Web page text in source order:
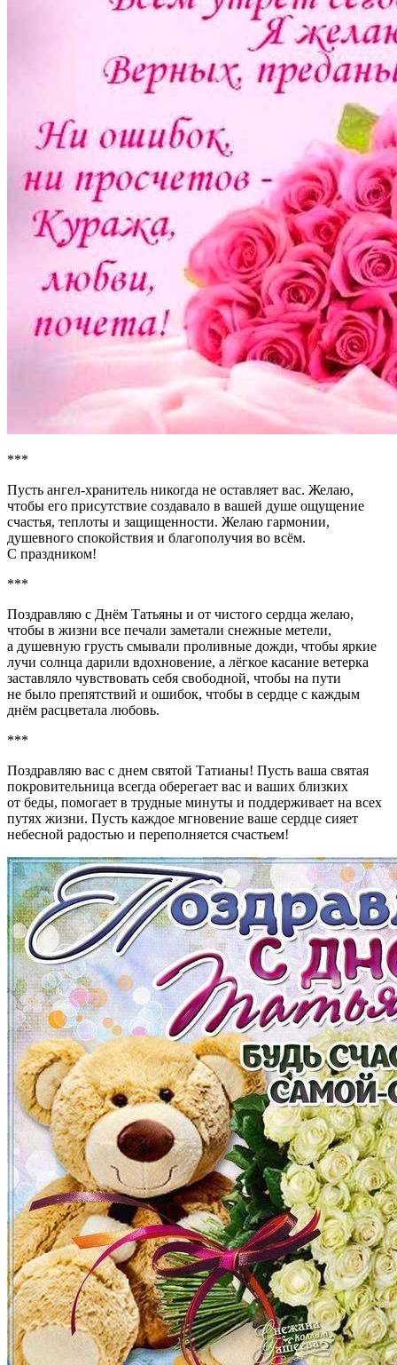
***
Пусть ангел-хранитель никогда не оставляет вас. Желаю,
чтобы его присутствие создавало в вашей душе ощущение
счастья, теплоты и защищенности. Желаю гармонии,
душевного спокойствия и благополучия во всём.
С праздником!
***
Поздравляю с Днём Татьяны и от чистого сердца желаю,
чтобы в жизни все печали заметали снежные метели,
а душевную грусть смывали проливные дожди, чтобы яркие
лучи солнца дарили вдохновение, а лёгкое касание ветерка
заставляло чувствовать себя свободной, чтобы на пути
не было препятствий и ошибок, чтобы в сердце с каждым
днём расцветала любовь.
***
Поздравляю вас с днем святой Татианы! Пусть ваша святая
покровительница всегда оберегает вас и ваших близких
от беды, помогает в трудные минуты и поддерживает на всех
путях жизни. Пусть каждое мгновение ваше сердце сияет
небесной радостью и переполняется счастьем!